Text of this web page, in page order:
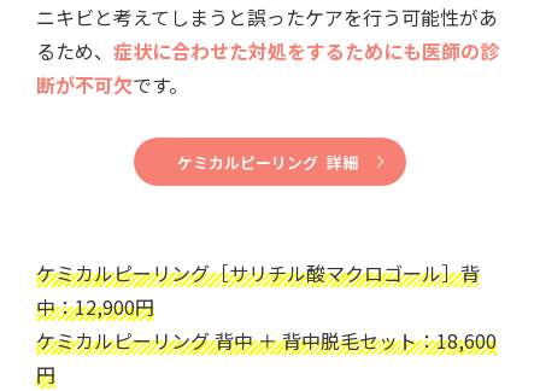
ニキビと考えてしまうと誤ったケアを行う可能性があ
るため、 症状に合わせた対処をするためにも医師の診
断が不可欠です。
ケミカルピーリング 詳細
ケミカルピーリング［サリチル酸マクロゴール］背
中：12,900円
ケミカルピーリング 背中 ＋ 背中脱毛セット：18,600
円